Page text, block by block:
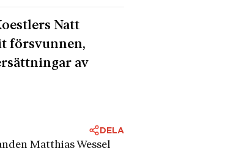
Natt
försvunnen,
av
DELA
Matthias Wessel